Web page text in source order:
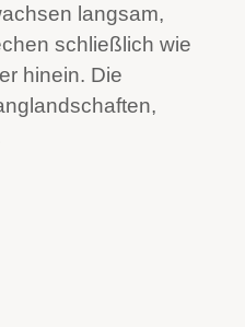
langsam,
schließlich wie
hinein. Die